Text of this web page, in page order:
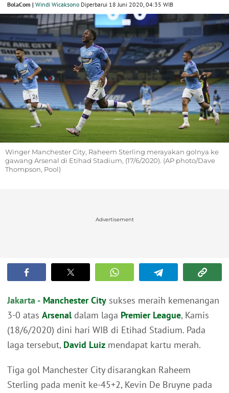
BolaCom | Windi Wicaksono Diperbarui 18 Juni 2020, 04:35 WIB
Winger Manchester City, Raheem Sterling merayakan golnya ke
gawang Arsenal di Etihad Stadium, (17/6/2020). (AP photo/Dave
Thompson, Pool)
Advertisement
Jakarta - Manchester City sukses meraih kemenangan
3-0 atas Arsenaldalam laga Premier League, Kamis
(18/6/2020) dini hari WIB di Etihad Stadium. Pada
laga tersebut, David Luiz mendapat kartu merah.
Tiga gol Manchester City disarangkan Raheem
Sterling pada menit ke-45+2, Kevin De Bruyne pada